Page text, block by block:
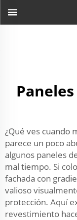
¿Qué ves cuando
parece un poco
algunos paneles
mal tiempo. Si
fachada con
valioso
protección. Aquí
revestimiento